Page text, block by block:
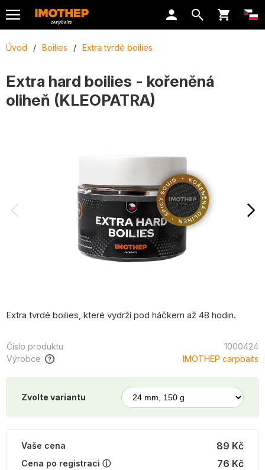
Úvod / Boilies / Extra tvrdé boilies
Extra hard boilies - kořeněná
oliheň (KLEOPATRA)
Extra tvrdé boilies, které vydrží pod háčkem až 48 hodin.
Číslo produktu
1000424
Výrobce
IMOTHEP carpbaits
Zvolte variantu
89 Kč
Vaše cena
Cena po registraci ⓘ
76 Kč